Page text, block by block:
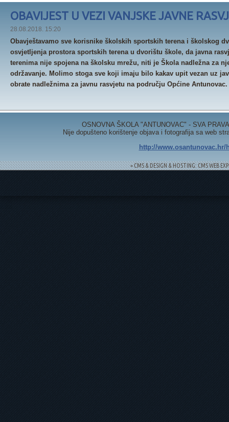
OBAVIJEST U VEZI VANJSKE JAVNE
28.08.2018. 15:20
Obavještavamo sve korisnike školskih sportskih terena i školskog
osvjetljenja prostora sportskih terena u dvorištu škole, da javna
terenima nije spojena na školsku mrežu, niti je Škola nadležna za
održavanje. Molimo stoga sve koji imaju bilo kakav upit vezan uz
obrate nadležnima za javnu rasvjetu na području Općine Antunovac.
OSNOVNA ŠKOLA "ANTUNOVAC" - SVA
Nije dopušteno korištenje objava i fotografija sa web
http://www.osantunovac.hr/
= CMS & DESIGN & HOSTING: CMS WEB